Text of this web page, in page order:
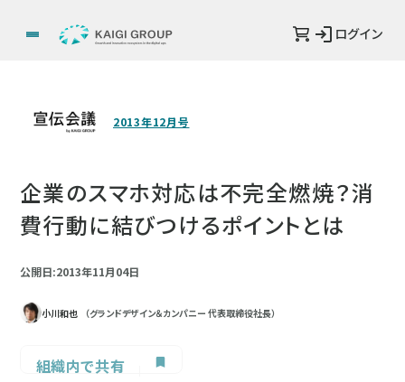
ログイン
2013年12月号
企業のスマホ対応は不完全燃焼？消
費行動に結びつけるポイントとは
公開日:2013年11月04日
小川和也 （グランドデザイン＆カンパニー 代表取締役社長）
組織内で共有